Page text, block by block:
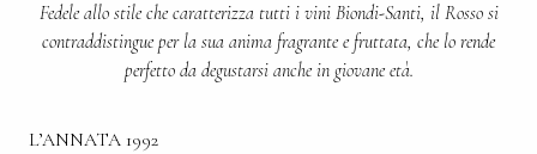
Fedele allo stile che caratterizza tutti i vini Biondi-Santi, il Rosso si
contraddistingue per la sua anima fragrante e fruttata, che lo rende
perfetto da degustarsi anche in giovane età.
L’ANNATA 1992